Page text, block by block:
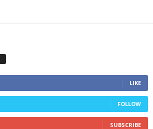
LIKE
FOLLOW
SUBSCRIBE